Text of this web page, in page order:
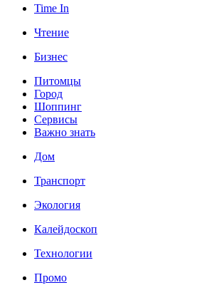
Time In
Чтение
Бизнес
Питомцы
Город
Шоппинг
Сервисы
Важно знать
Дом
Транспорт
Экология
Калейдоскоп
Технологии
Промо